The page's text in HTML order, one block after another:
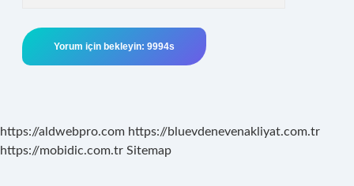
https://aldwebpro.com https://bluevdenevenakliyat.com.tr
https://mobidic.com.tr Sitemap